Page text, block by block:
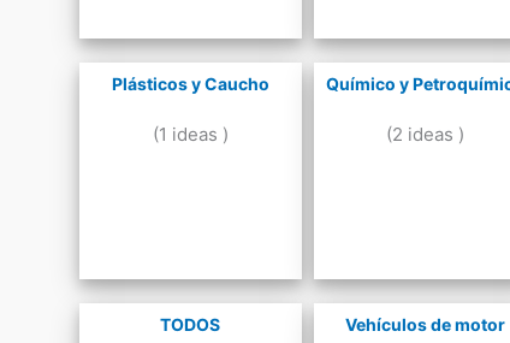
Plásticos y Caucho
(1 ideas )
Químico y
(2 ideas )
TODOS Vehículos de motor